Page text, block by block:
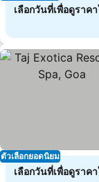
เลือกวันที่เพื่อดูราค
ตัวเลือกยอดนิยม
เลือกวันที่เพื่อดูราค